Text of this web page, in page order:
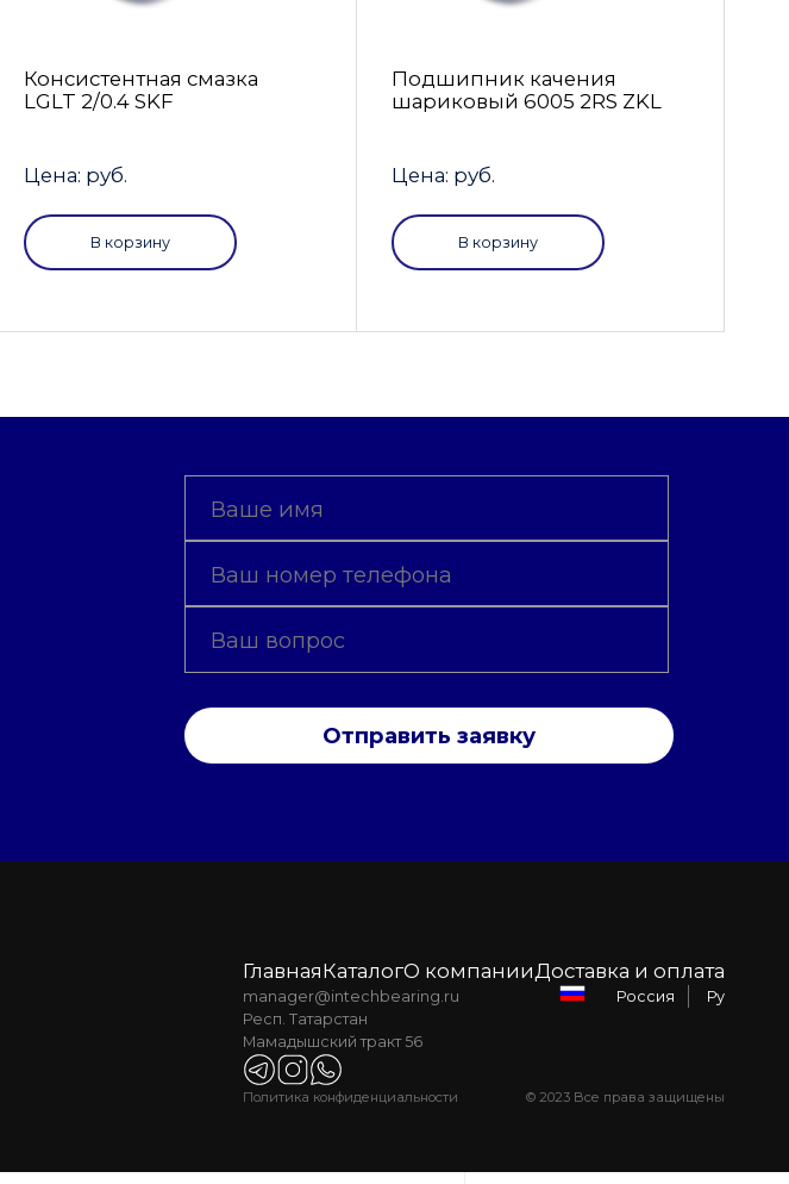
Консистентная смазка
LGLT 2/0.4 SKF
Цена: руб.
В корзину
Подшипник качения
шариковый 6005 2RS ZKL
Цена: руб.
В корзину
Отправить заявку
ГлавнаяКаталогО компанииДоставка и оплата
manager@intechbearing.ru
Респ. Татарстан
Мамадышский тракт 56
Россия Ру
Политика конфиденциальности © 2023 Все права защищены